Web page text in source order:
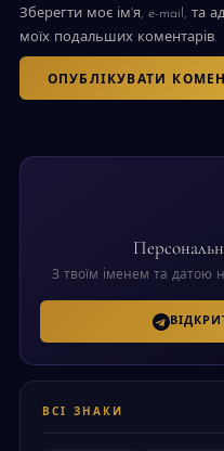
Зберегти моє ім'я, e-mail, та
моїх подальших коментарів.
З твоїм іменем та датою
ВСІ ЗНАКИ